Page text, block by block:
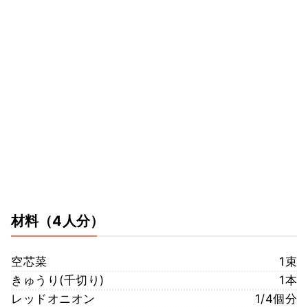
材料（4人分）
空芯菜
1束
きゅうり(千切り)
1本
レッドオニオン
1/4個分